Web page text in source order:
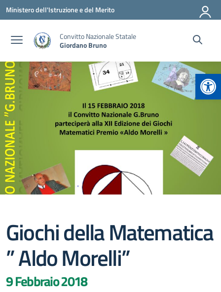
Vai ai contenuti
Vai al menu di navigazione
Vai al footer
Ministero dell'Istruzione e del Merito
Convitto Nazionale Statale
Giordano Bruno
Giochi della Matematica
” Aldo Morelli”
9 Febbraio 2018